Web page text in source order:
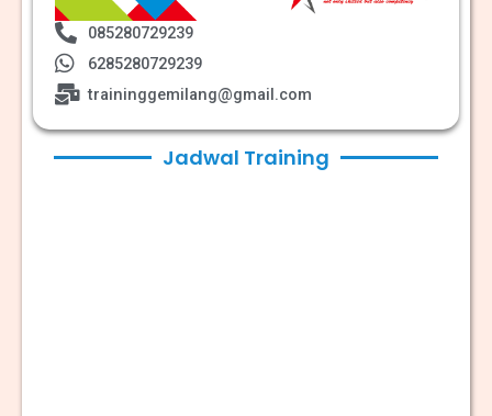
085280729239
6285280729239
traininggemilang@gmail.com
Jadwal Training